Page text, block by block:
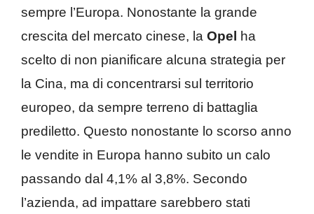
sempre l’Europa. Nonostante la grande
crescita del mercato cinese, la Opel
ha
scelto di non pianificare alcuna strategia per
la Cina, ma di concentrarsi sul territorio
europeo, da sempre terreno di battaglia
prediletto. Questo nonostante lo scorso anno
le vendite in Europa hanno subito un calo
passando dal 4,1% al 3,8%. Secondo
l’azienda, ad impattare sarebbero stati